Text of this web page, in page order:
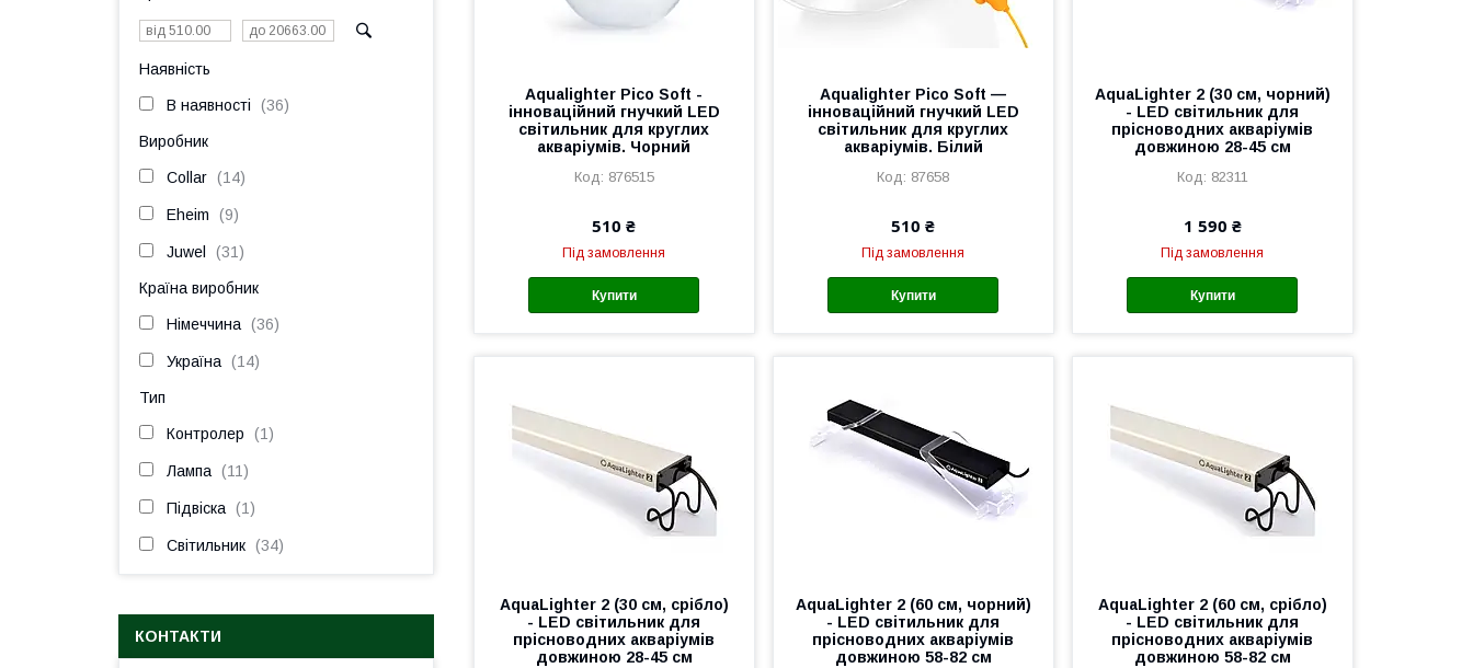
Aqualighter Pico Soft -
інноваційний гнучкий LED
світильник для круглих
акваріумів. Чорний
876515
510 ₴
Під замовлення
Купити
Aqualighter Pico Soft —
інноваційний гнучкий LED
світильник для круглих
акваріумів. Білий
87658
510 ₴
Під замовлення
Купити
AquaLighter 2 (30 см, чорний)
- LED світильник для
прісноводних акваріумів
довжиною 28-45 см
82311
1 590 ₴
Під замовлення
Купити
AquaLighter 2 (30 см, срібло)
- LED світильник для
прісноводних акваріумів
довжиною 28-45 см
AquaLighter 2 (60 см, чорний)
- LED світильник для
прісноводних акваріумів
довжиною 58-82 см
AquaLighter 2 (60 см, срібло)
- LED світильник для
прісноводних акваріумів
довжиною 58-82 см
Наявність
В наявності 36
Виробник
Collar 14
Eheim 9
Juwel 31
Країна виробник
Німеччина 36
Україна 14
Тип
Контролер 1
Лампа 11
Підвіска 1
Світильник 34
КОНТАКТИ